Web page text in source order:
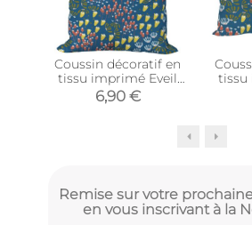
Coussin décoratif en
tissu imprimé Eveil
(40 x 40 cm)
6,90 €
tissu
Remise sur votre
en vous inscrivant à la